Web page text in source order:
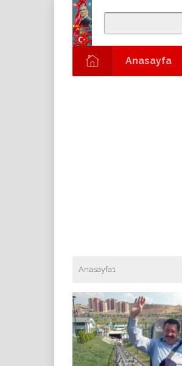
Anasayfa
Anasayfa1